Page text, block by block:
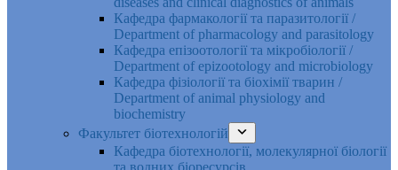
Кафедра фармакології та паразитології /
Department of pharmacology and parasitology
Кафедра епізоотології та мікробіології /
Department of epizootology and microbiology
Кафедра фізіології та біохімії тварин /
Department of animal physiology and
biochemistry
Факультет біотехнологій
Кафедра біотехнології, молекулярної біології
та водних біоресурсів